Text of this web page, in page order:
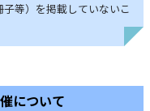
等）を掲載していないこ
について